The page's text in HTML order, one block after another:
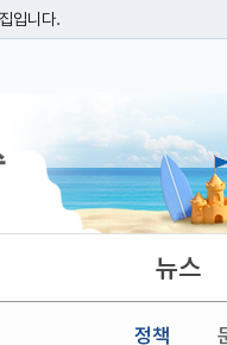
입니다.
용하고 있다면 아래 URL에서
뉴스
정책